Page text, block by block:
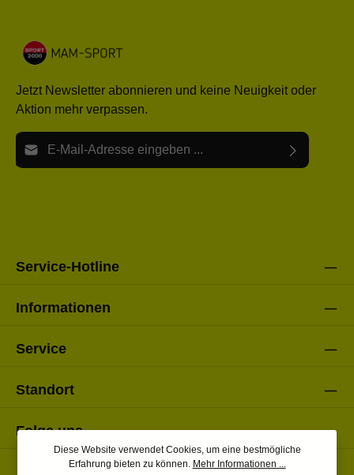
Jetzt Newsletter abonnieren und keine Neuigkeit oder
Aktion mehr verpassen.
E-Mail-Adresse*
Service-Hotline
Informationen
Service
Standort
Folge uns
Diese Website verwendet Cookies, um eine bestmögliche
Erfahrung bieten zu können. Mehr Informationen ...